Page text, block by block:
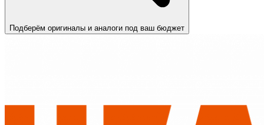
Подберём оригиналы и аналоги под ваш бюджет